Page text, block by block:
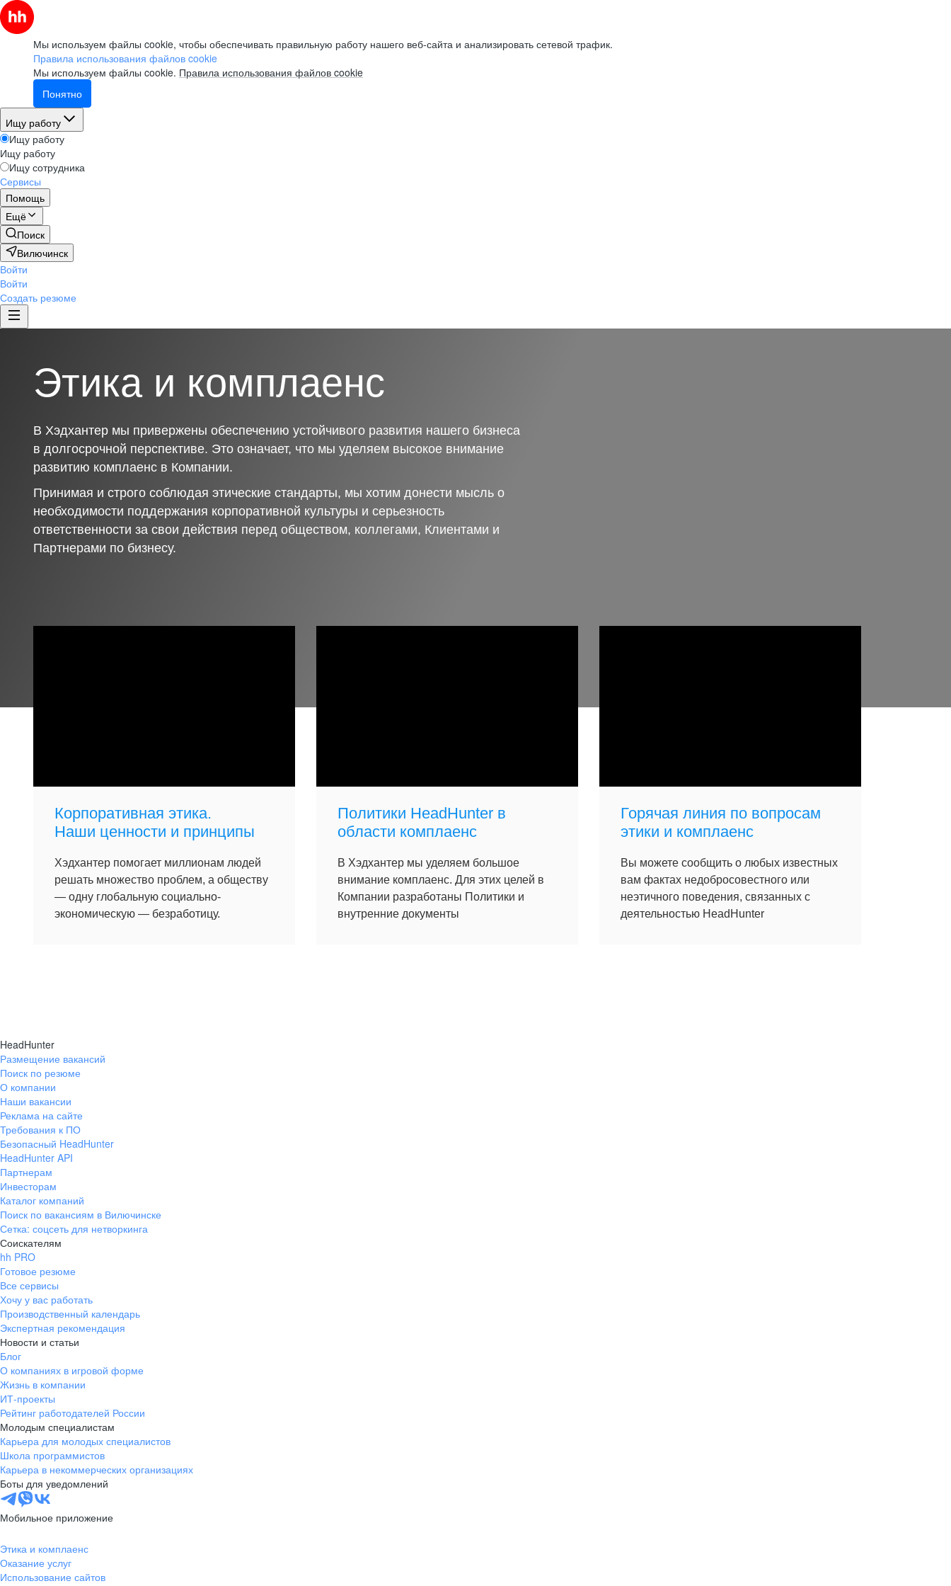
Мы используем файлы cookie, чтобы обеспечивать правильную работу нашего веб-сайта и анализировать сетевой трафик.
Правила использования файлов cookie
Мы используем файлы cookie. Правила использования файлов cookie
Понятно
Ищу работу
Ищу работу
Ищу работу
Ищу сотрудника
Сервисы
Помощь
Ещё
Поиск
Вилючинск
Войти
Войти
Создать резюме
Этика и комплаенс
В Хэдхантер мы привержены обеспечению устойчивого развития нашего бизнеса
в долгосрочной перспективе. Это означает, что мы уделяем высокое внимание
развитию комплаенс в Компании.
Принимая и строго соблюдая этические стандарты, мы хотим донести мысль о
необходимости поддержания корпоративной культуры и серьезность
ответственности за свои действия перед обществом, коллегами, Клиентами и
Партнерами по бизнесу.
Корпоративная этика.
Наши ценности и принципы
Хэдхантер помогает миллионам людей
решать множество проблем, а обществу
— одну глобальную социально-
экономическую — безработицу.
Политики HeadHunter в
области комплаенс
В Хэдхантер мы уделяем большое
внимание комплаенс. Для этих целей в
Компании разработаны Политики и
внутренние документы
Горячая линия по вопросам
этики и комплаенс
Вы можете сообщить о любых известных
вам фактах недобросовестного или
неэтичного поведения, связанных с
деятельностью HeadHunter
HeadHunter
Размещение вакансий
Поиск по резюме
О компании
Наши вакансии
Реклама на сайте
Требования к ПО
Безопасный HeadHunter
HeadHunter API
Партнерам
Инвесторам
Каталог компаний
Поиск по вакансиям в Вилючинске
Сетка: соцсеть для нетворкинга
Соискателям
hh PRO
Готовое резюме
Все сервисы
Хочу у вас работать
Производственный календарь
Экспертная рекомендация
Новости и статьи
Блог
О компаниях в игровой форме
Жизнь в компании
ИТ-проекты
Рейтинг работодателей России
Молодым специалистам
Карьера для молодых специалистов
Школа программистов
Карьера в некоммерческих организациях
Боты для уведомлений
Мобильное приложение
Этика и комплаенс
Оказание услуг
Использование сайтов